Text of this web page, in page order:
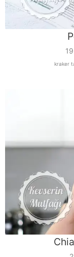
kraker